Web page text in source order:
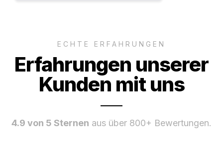
ECHTE ERFAHRUNGEN
Erfahrungen unserer
Kunden mit uns
4.9 von 5 Sternen aus über 800+ Bewertungen.